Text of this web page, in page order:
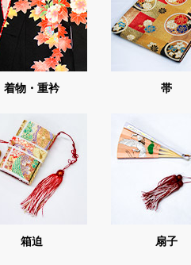
着物・重衿 帯
箱迫 扇子